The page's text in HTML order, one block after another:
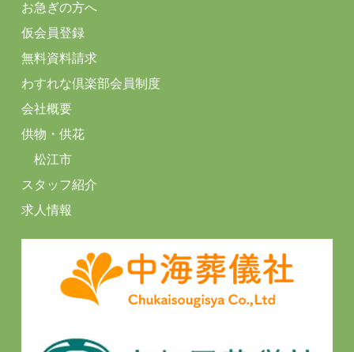
お急ぎの方へ
仮会員登録
無料資料請求
わすれな倶楽部会員制度
会社概要
供物・供花
松江市
スタッフ紹介
求人情報